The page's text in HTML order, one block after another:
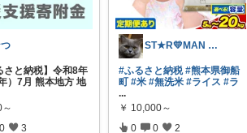
さと納税】令和8年
）7月 熊本地方 地
0 3
ST★R💛MAN ＠ コスパは大事！
#ふるさと納税 #熊本県御船
町 #米 #無洗米 #ライス #ラ
...
￥ 10,000～
0 0 2